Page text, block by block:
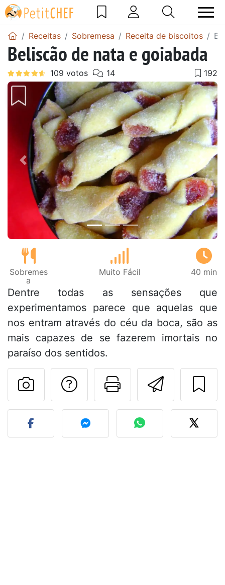
Receitas Sobremesa Receita de biscoitos
Beliscão de nata e goiabada
Anterior Next
Sobremes
a
Muito Fácil 40 min
Dentre todas as sensações que
experimentamos parece que aquelas que
nos entram através do céu da boca, são as
mais capazes de se fazerem imortais no
paraíso dos sentidos.
Imprima
Falar com o autor
Fez esta receita?